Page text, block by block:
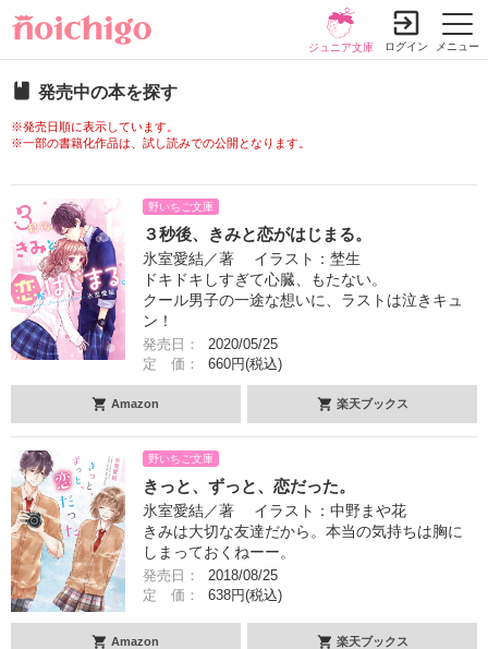
メニュー
ジュニア文庫 ログイン
発売中の本を探す
※発売日順に表示しています。
※一部の書籍化作品は、試し読みでの公開となります。
野いちご文庫
３秒後、きみと恋がはじまる。
氷室愛結／著 イラスト：埜生
ドキドキしすぎて心臓、もたない。
クール男子の一途な想いに、ラストは泣きキュ
ン！
発売日：
2020/05/25
定 価：
660円(税込)
Amazon 楽天ブックス
野いちご文庫
きっと、ずっと、恋だった。
氷室愛結／著 イラスト：中野まや花
きみは大切な友達だから。本当の気持ちは胸に
しまっておくねーー。
発売日：
2018/08/25
定 価：
638円(税込)
Amazon 楽天ブックス